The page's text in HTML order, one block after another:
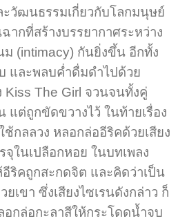
วัฒนธรรมเกี่ยวกับโลกมนุษย์
ากที่สร้างบรรยากาศระหว่าง
(intimacy) กันยิ่งขึ้น อีกทั้ง
และพลบค่ำดื่มดำไปด้วย
Kiss The Girl จวนจนทั้งคู่
แต่ถูกขัดขวางไว้ ในท้ายเรื่อง
ช้กลลวง หลอกล่ออีริคด้วยเสียง
จุในเปลือกหอย ในบทเพลง
อีริคถูกสะกดจิต และคิดว่าเป็น
เขา ซึ่งเสียงไซเรนดังกล่าว ก็
กล่อกะลาสีให้กระโดดน้ำจบ